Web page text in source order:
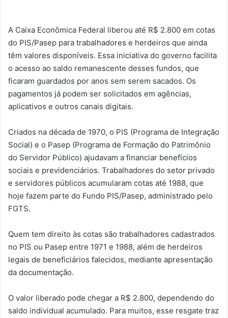
A Caixa Econômica Federal liberou até R$ 2.800 em cotas
do PIS/Pasep para trabalhadores e herdeiros que ainda
têm valores disponíveis. Essa iniciativa do governo facilita
o acesso ao saldo remanescente desses fundos, que
ficaram guardados por anos sem serem sacados. Os
pagamentos já podem ser solicitados em agências,
aplicativos e outros canais digitais.
Criados na década de 1970, o PIS (Programa de Integração
Social) e o Pasep (Programa de Formação do Patrimônio
do Servidor Público) ajudavam a financiar benefícios
sociais e previdenciários. Trabalhadores do setor privado
e servidores públicos acumularam cotas até 1988, que
hoje fazem parte do Fundo PIS/Pasep, administrado pelo
FGTS.
Quem tem direito às cotas são trabalhadores cadastrados
no PIS ou Pasep entre 1971 e 1988, além de herdeiros
legais de beneficiários falecidos, mediante apresentação
da documentação.
O valor liberado pode chegar a R$ 2.800, dependendo do
saldo individual acumulado. Para muitos, esse resgate traz